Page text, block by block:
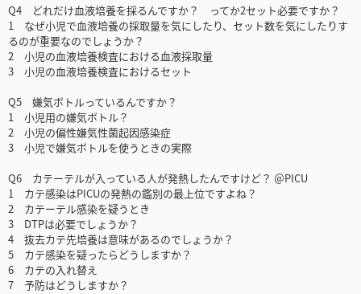
Q4 どれだけ血液培養を採るんですか？ ってか2セット必要ですか？
1 なぜ小児で血液培養の採取量を気にしたり、セット数を気にしたりす
るのが重要なのでしょうか？
2 小児の血液培養検査における血液採取量
3 小児の血液培養検査におけるセット
Q5 嫌気ボトルっているんですか？
1 小児用の嫌気ボトル？
2 小児の偏性嫌気性菌起因感染症
3 小児で嫌気ボトルを使うときの実際
Q6 カテーテルが入っている人が発熱したんですけど？ ＠PICU
1 カテ感染はPICUの発熱の鑑別の最上位ですよね？
2 カテーテル感染を疑うとき
3 DTPは必要でしょうか？
4 抜去カテ先培養は意味があるのでしょうか？
5 カテ感染を疑ったらどうしますか？
6 カテの入れ替え
7 予防はどうしますか？